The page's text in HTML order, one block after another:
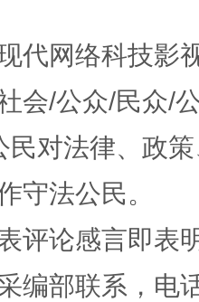
幻境
代网络科技影
会/公众/民众/
民对法律、政
守法公民。
评论感言即表
编部联系，电